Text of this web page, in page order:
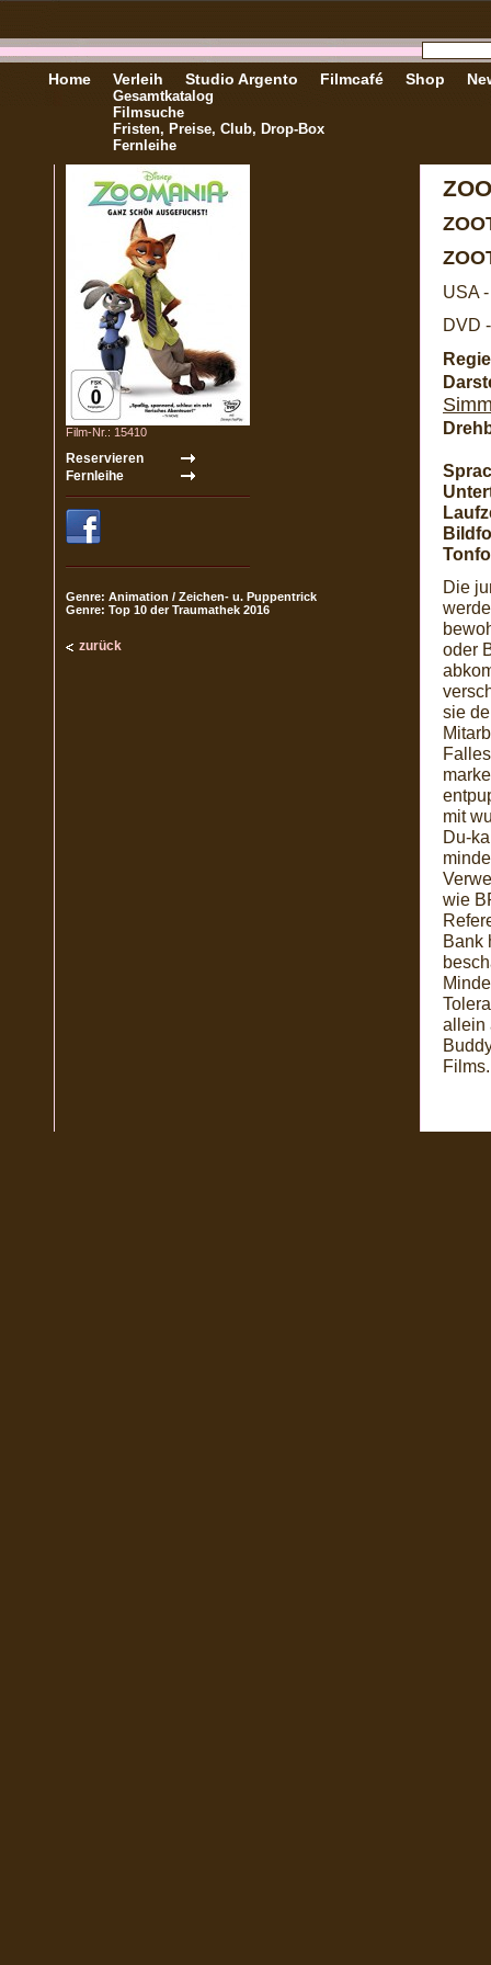
Home Verleih
Gesamtkatalog
Filmsuche
Fristen, Preise, Club, Drop-Box
Fernleihe
Studio Argento Filmcafé Shop
Film-Nr.: 15410
Genre: Animation / Zeichen- u. Puppentrick
Genre: Top 10 der Traumathek 2016
zurück
USA
DVD
Die
oder
sie
mit
Du-
wie
Bank
allein